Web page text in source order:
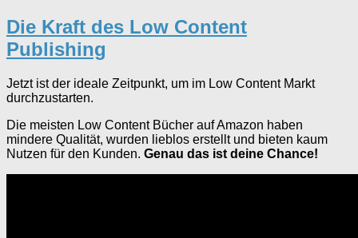
Die Kraft des Low Content
Publishing
Jetzt ist der ideale Zeitpunkt, um im Low Content Markt
durchzustarten.
Die meisten Low Content Bücher auf Amazon haben
mindere Qualität, wurden lieblos erstellt und bieten kaum
Nutzen für den Kunden. Genau das ist deine Chance!